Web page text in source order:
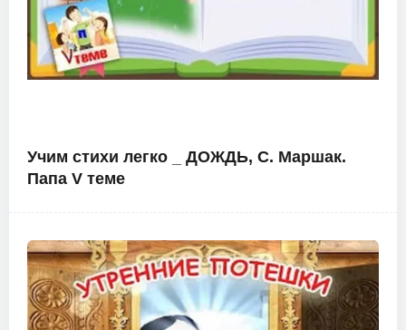
Учим стихи легко _ ДОЖДЬ, С. Маршак.
Папа V теме